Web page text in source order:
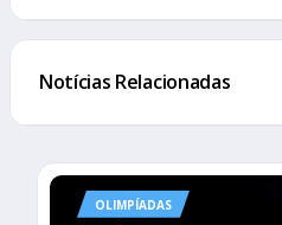
Notícias Relacionadas
OLIMPÍADAS